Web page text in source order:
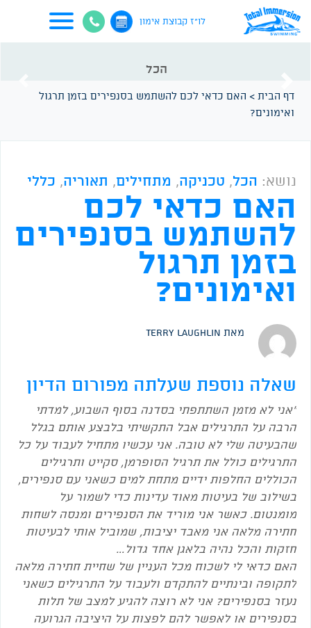
לו"ז קבוצת אימון
הכל
דף הבית > האם כדאי לכם להשתמש בסנפירים בזמן תרגול
ואימונים?
נושא: הכל, טכניקה, מתחילים, תאוריה, כללי
האם כדאי לכם
להשתמש בסנפירים
בזמן תרגול
ואימונים?
מאת Terry Laughlin
שאלה נוספת שעלתה מפורום הדיון
"אני לא מזמן השתתפתי בסדנה בסוף השבוע, למדתי
הרבה על התרגילים אבל התקשיתי בלבצע אותם בגלל
שהבעיטה שלי לא טובה. אני עכשיו מתחיל לעבוד על כל
התרגילים כולל את תרגיל הסופרמן, סקייט ותרגילים
הכוללים החלפות ידיים מתחת למים כשאני עם סנפירים,
בשילוב של בעיטות מאוד עדינות כדי לשמור על
מומנטום. כאשר אני מוריד את הסנפירים ומנסה לשחות
חתירה מלאה אני מאבד יציבות, שמוביל אותי לבעיטות
חזקות והכל נהיה בלאגן אחד גדול…
האם כדאי לי לשכוח מכל העניין של שחיית חתירה מלאה
לתקופה ובינתיים להתקדם ולעבוד על התרגילים כשאני
נעזר בסנפירים? אני לא רוצה להגיע למצב של תלות
בסנפירים או לאפשר להם לפצות על היציבה הגרועה